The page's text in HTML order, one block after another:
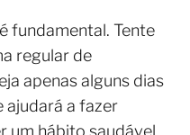
fundamental. Tente
regular de
apenas alguns dias
ajudará a fazer
um hábito saudável.